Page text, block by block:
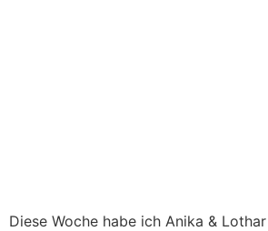
Diese Woche habe ich Anika &